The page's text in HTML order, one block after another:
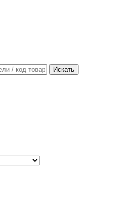
Искать